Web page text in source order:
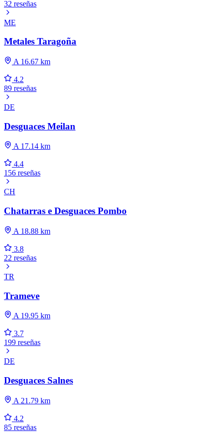
32 reseñas
ME
Metales Taragoña
A 16.67 km
4.2
89 reseñas
DE
Desguaces Meilan
A 17.14 km
4.4
156 reseñas
CH
Chatarras e Desguaces Pombo
A 18.88 km
3.8
22 reseñas
TR
Trameve
A 19.95 km
3.7
199 reseñas
DE
Desguaces Salnes
A 21.79 km
4.2
85 reseñas